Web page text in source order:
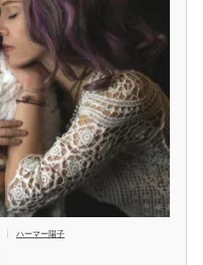
ハーマー陽子